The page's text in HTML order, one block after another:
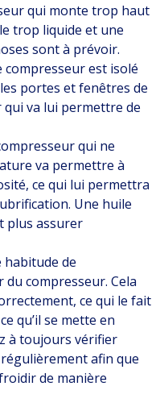
qui monte trop haut
trop liquide et une
sont à prévoir.
est isolé
portes et fenêtres de
qui va lui permettre de
qui ne
va permettre à
ce qui lui permettra
Une huile
plus assurer
habitude de
compresseur. Cela
ce qui le fait
qu’il se mette en
à toujours vérifier
afin que
de manière